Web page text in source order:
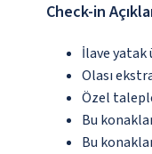
Check-in
İlave
Olası
Özel
Bu
Bu